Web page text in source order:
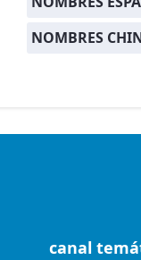
NOMBRES
canal